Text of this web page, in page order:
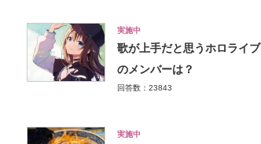
実施中
歌が上手だと思うホロライブ
のメンバーは？
回答数：23843
実施中